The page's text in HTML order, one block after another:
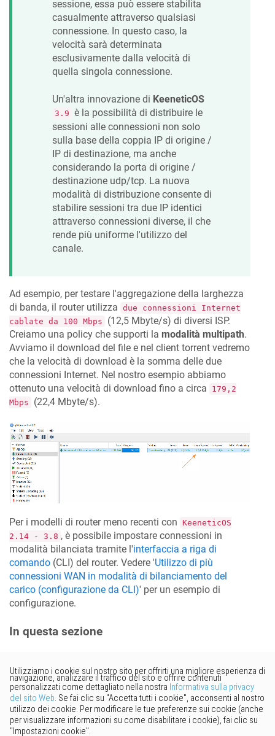
sessione, essa può essere stabilita
casualmente attraverso qualsiasi
connessione. In questo caso, la
velocità sarà determinata
esclusivamente dalla velocità di
quella singola connessione.
Un'altra innovazione di KeeneticOS
3.9 è la possibilità di distribuire le
sessioni alle connessioni non solo
sulla base della coppia IP di origine /
IP di destinazione, ma anche
considerando la porta di origine /
destinazione udp/tcp. La nuova
modalità di distribuzione consente di
stabilire sessioni tra due IP identici
attraverso connessioni diverse, il che
rende più uniforme l'utilizzo del
canale.
Ad esempio, per testare l'aggregazione della larghezza
di banda, il router utilizza due connessioni Internet
cablate da 100 Mbps
(12,5 Mbyte/s) di diversi ISP.
Creiamo una policy che supporti la modalità multipath.
Avviamo il download del file e nel client torrent vedremo
che la velocità di download è la somma delle due
connessioni Internet. Nel nostro esempio abbiamo
ottenuto una velocità di download fino a circa
179,2
Mbps
(22,4 Mbyte/s).
Per i modelli di router meno recenti con KeeneticOS
2.14 - 3.8 , è possibile impostare connessioni in
modalità bilanciata tramite l'interfaccia a riga di
comando (CLI) del router. Vedere 'Utilizzo di più
connessioni WAN in modalità di bilanciamento del
carico (configurazione da CLI)' per un esempio di
configurazione.
In questa sezione
Vorresti fornire un feedback?
Basta cliccare qui per suggerire
modifiche.